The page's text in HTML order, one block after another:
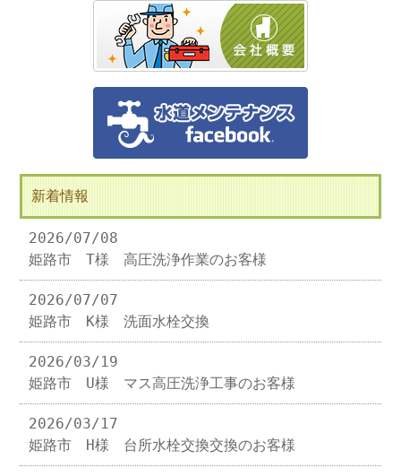
新着情報
2026/07/08
姫路市 T様 高圧洗浄作業のお客様
2026/07/07
姫路市 K様 洗面水栓交換
2026/03/19
姫路市 U様 マス高圧洗浄工事のお客様
2026/03/17
姫路市 H様 台所水栓交換交換のお客様